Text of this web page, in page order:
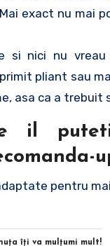
exact nu mai
si nici nu vreau
pliant sau
asa ca a trebuit
puteti
pentru
îţi va mulţumi mult!